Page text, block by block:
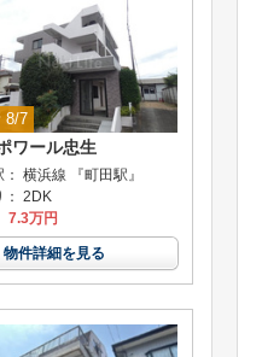
8/7
ワール忠生
横浜線 『町田駅』
： 2DK
7.3万円
物件詳細を見る